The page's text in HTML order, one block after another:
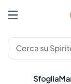
Sfoglia